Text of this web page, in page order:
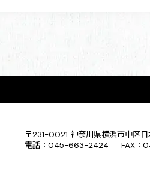
〒231-0021 神奈川県横浜市中区日
電話：045-663-2424 FAX：